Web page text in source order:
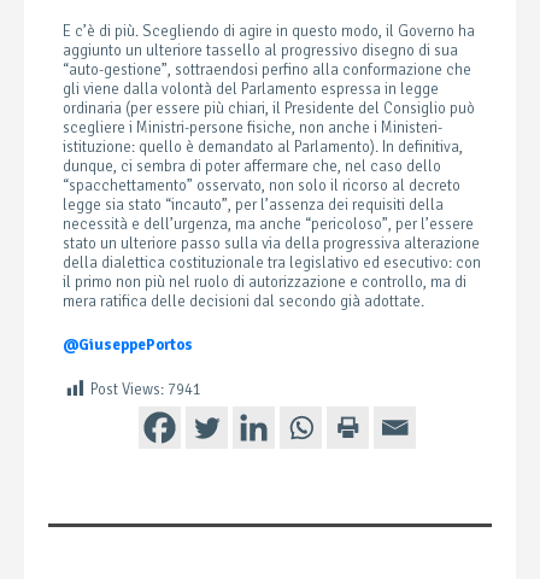
E c’è di più. Scegliendo di agire in questo modo, il Governo ha
aggiunto un ulteriore tassello al progressivo disegno di sua
“auto-gestione”, sottraendosi perfino alla conformazione che
gli viene dalla volontà del Parlamento espressa in legge
ordinaria (per essere più chiari, il Presidente del Consiglio può
scegliere i Ministri-persone fisiche, non anche i Ministeri-
istituzione: quello è demandato al Parlamento). In definitiva,
dunque, ci sembra di poter affermare che, nel caso dello
“spacchettamento” osservato, non solo il ricorso al decreto
legge sia stato “incauto”, per l’assenza dei requisiti della
necessità e dell’urgenza, ma anche “pericoloso”, per l’essere
stato un ulteriore passo sulla via della progressiva alterazione
della dialettica costituzionale tra legislativo ed esecutivo: con
il primo non più nel ruolo di autorizzazione e controllo, ma di
mera ratifica delle decisioni dal secondo già adottate.
@GiuseppePortos
Post Views: 7941